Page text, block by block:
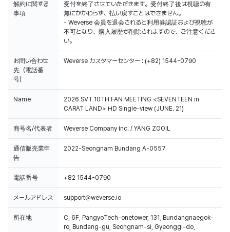
解約に関する
事項
受付を終了させていただきます。受付終了後は視聴の有
無にかかわらず、払い戻すことはできません。
- Weverse 会員を退会されると利用券認証および視聴が
不可となり、購入履歴が削除されますので、ご注意くださ
い。
お問い合わせ
先（電話番
号）
Weverse カスタマーセンター : (+82) 1544-0790
Name
2026 SVT 10TH FAN MEETING <SEVENTEEN in
CARAT LAND> HD Single-view (JUNE. 21)
商号名/代表者 Weverse Company Inc. / YANG ZOOIL
通信販売業申
告
2022-Seongnam Bundang A-0557
電話番号 +82 1544-0790
メールアドレス support@weverse.io
所在地
C, 6F, PangyoTech-onetower, 131, Bundangnaegok-
ro, Bundang-gu, Seongnam-si, Gyeonggi-do,